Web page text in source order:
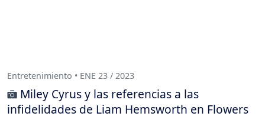
Entretenimiento • ENE 23 / 2023
Miley Cyrus y las referencias a las
infidelidades de Liam Hemsworth en Flowers